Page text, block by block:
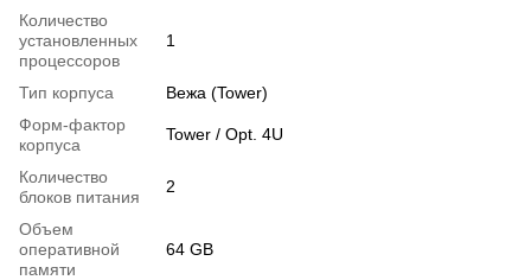
Количество
установленных
процессоров
1
Тип корпуса
Вежа (Tower)
Форм-фактор
корпуса
Tower / Opt. 4U
Количество
блоков питания
2
Объем
оперативной
памяти
64 GB